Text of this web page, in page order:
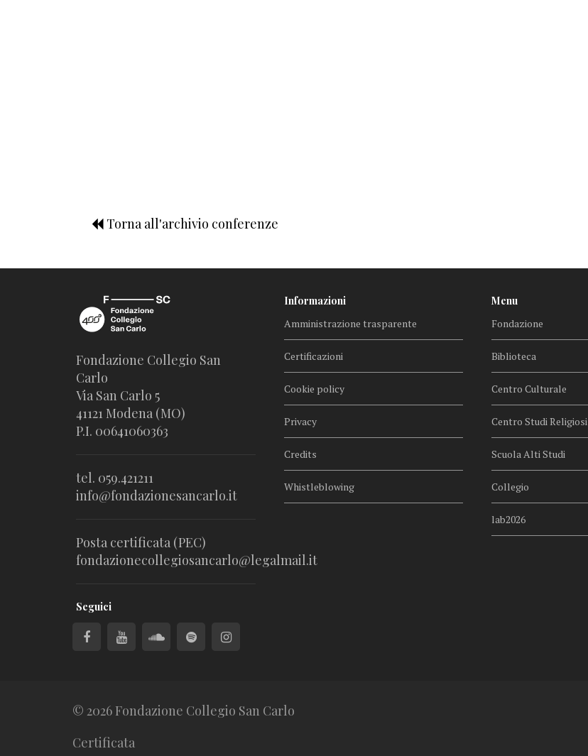
Torna all'archivio conferenze
Fondazione Collegio San
Carlo
Via San Carlo 5
41121 Modena (MO)
P.I. 00641060363
tel. 059.421211
info@fondazionesancarlo.it
Posta certificata (PEC)
fondazionecollegiosancarlo@legalmail.it
Seguici
Informazioni
Amministrazione trasparente
Certificazioni
Cookie policy
Privacy
Credits
Whistleblowing
Menu
Fondazione
Biblioteca
Centro Culturale
Centro Studi Religiosi
Scuola Alti Studi
Collegio
lab2026
© 2026 Fondazione Collegio San Carlo
Certificata